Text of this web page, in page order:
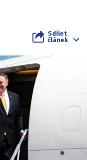
Sdílet
článek